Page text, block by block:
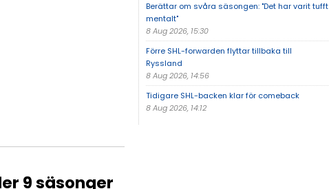
9 säsonger
Berättar om svåra säsongen: "Det har varit tufft
mentalt"
8 Aug 2026, 15:30
Förre SHL-forwarden flyttar tillbaka till
Ryssland
8 Aug 2026, 14:56
Tidigare SHL-backen klar för comeback
8 Aug 2026, 14:12